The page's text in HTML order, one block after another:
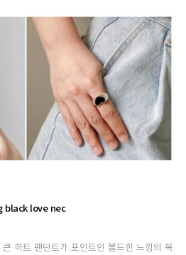
black love nec
하트 팬던트가 포인트인 볼드한 느낌의 목